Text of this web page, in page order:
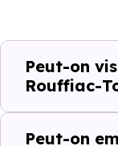
Peut-on
Rouffiac-
Peut-on